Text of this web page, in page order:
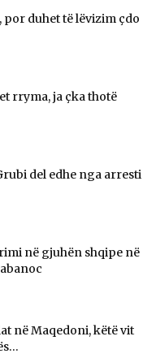
por duhet të lëvizim çdo
rryma, ja çka thotë
del edhe nga arresti
në gjuhën shqipe në
në Maqedoni, këtë vit